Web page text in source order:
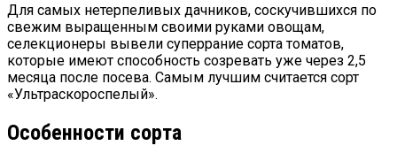
Для самых нетерпеливых дачников, соскучившихся по
свежим выращенным своими руками овощам,
селекционеры вывели суперрание сорта томатов,
которые имеют способность созревать уже через 2,5
месяца после посева. Самым лучшим считается сорт
«Ультраскороспелый».
Особенности сорта